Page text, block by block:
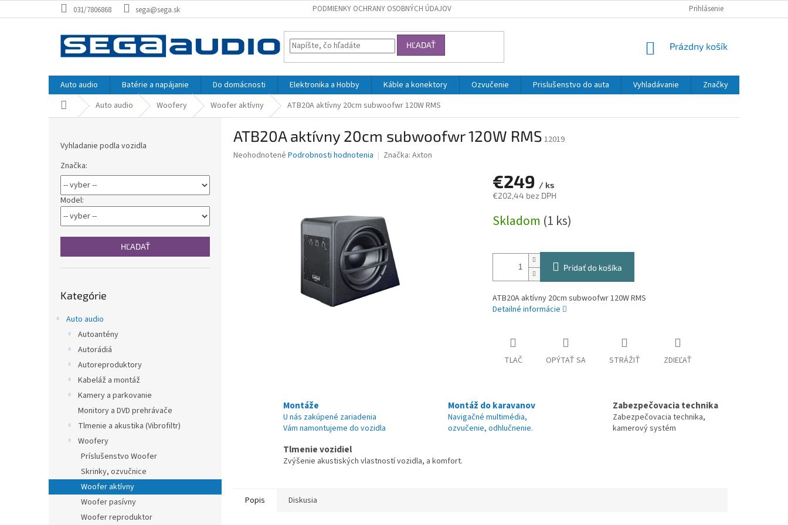
na
031/7806868 sega@sega.sk PODMIENKY OCHRANY OSOBNÝCH ÚDAJOV Prihlásenie
HĽADAŤ
NÁKUPNÝ
Prázdny košík
Auto audio Batérie a napájanie Do domácnosti Elektronika a Hobby Káble a konektory Ozvučenie Prislušenstvo do auta Vyhladávanie
Značky
DomovAuto audio Woofery Woofer aktívny ATB20A aktívny 20cm subwoofwr 120W RMS
Vyhladanie podla vozidla
Značka:
Model:
HĽADAŤ
kategórie
Kategórie
Auto audio
Autoantény
Autorádiá
Autoreproduktory
Kabeláž a montáž
Kamery a parkovanie
Monitory a DVD prehrávače
Tlmenie a akustika (Vibrofiltr)
Woofery
Príslušenstvo Woofer
Skrinky, ozvučnice
Woofer aktívny
Woofer pasívny
Woofer reproduktor
ATB20A aktívny 20cm subwoofwr 120W RMS 12019
Priemerné
Neohodnotené Podrobnosti hodnotenia Značka: Axton
€249 / ks
€202,44 bez DPH
cena:
Skladom (1 ks)
Pridať do košíka
ATB20A aktívny 20cm subwoofwr 120W RMS
Detailné informácie
TLAČ OPÝTAŤ SA STRÁŽIŤ ZDIEĽAŤ
Montáže
U nás zakúpené zariadenia
Vám namontujeme do vozidla
Montáž do karavanov
Navigačné multimédia,
ozvučenie, odhlučnenie.
Zabezpečovacia technika
Zabezpečovacia technika,
kamerový systém
Tlmenie vozidiel
Zvýšenie akustiských vlastností vozidla, a komfort.
Popis Diskusia